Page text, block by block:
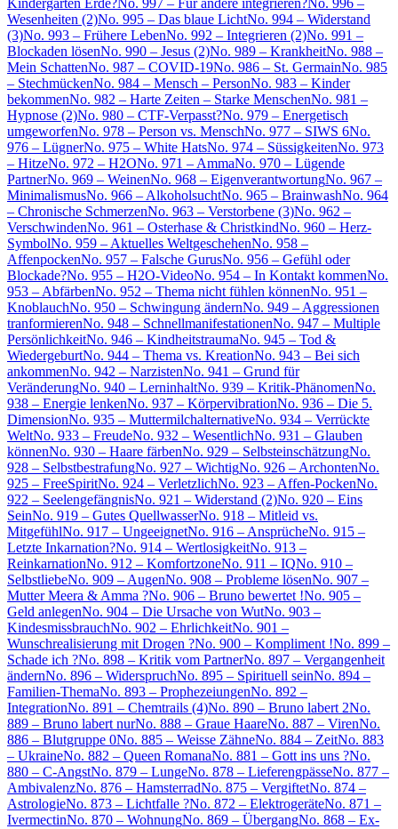
Kindergarten Erde?No. 997 – Für andere integrieren?No. 996 –
Wesenheiten (2)No. 995 – Das blaue LichtNo. 994 – Widerstand
(3)No. 993 – Frühere LebenNo. 992 – Integrieren (2)No. 991 –
Blockaden lösenNo. 990 – Jesus (2)No. 989 – KrankheitNo. 988 –
Mein SchattenNo. 987 – COVID-19No. 986 – St. GermainNo. 985
– StechmückenNo. 984 – Mensch – PersonNo. 983 – Kinder
bekommenNo. 982 – Harte Zeiten – Starke MenschenNo. 981 –
Hypnose (2)No. 980 – CTF-Verpasst?No. 979 – Energetisch
umgeworfenNo. 978 – Person vs. MenschNo. 977 – SIWS 6No.
976 – LügnerNo. 975 – White HatsNo. 974 – SüssigkeitenNo. 973
– HitzeNo. 972 – H2ONo. 971 – AmmaNo. 970 – Lügende
PartnerNo. 969 – WeinenNo. 968 – EigenverantwortungNo. 967 –
MinimalismusNo. 966 – AlkoholsuchtNo. 965 – BrainwashNo. 964
– Chronische SchmerzenNo. 963 – Verstorbene (3)No. 962 –
VerschwindenNo. 961 – Osterhase & ChristkindNo. 960 – Herz-
SymbolNo. 959 – Aktuelles WeltgeschehenNo. 958 –
AffenpockenNo. 957 – Falsche GurusNo. 956 – Gefühl oder
Blockade?No. 955 – H2O-VideoNo. 954 – In Kontakt kommenNo.
953 – AbfärbenNo. 952 – Thema nicht fühlen könnenNo. 951 –
KnoblauchNo. 950 – Schwingung ändernNo. 949 – Aggressionen
tranformierenNo. 948 – SchnellmanifestationenNo. 947 – Multiple
PersönlichkeitNo. 946 – KindheitstraumaNo. 945 – Tod &
WiedergeburtNo. 944 – Thema vs. KreationNo. 943 – Bei sich
ankommenNo. 942 – NarzistenNo. 941 – Grund für
VeränderungNo. 940 – LerninhaltNo. 939 – Kritik-PhänomenNo.
938 – Energie lenkenNo. 937 – KörpervibrationNo. 936 – Die 5.
DimensionNo. 935 – MuttermilchalternativeNo. 934 – Verrückte
WeltNo. 933 – FreudeNo. 932 – WesentlichNo. 931 – Glauben
könnenNo. 930 – Haare färbenNo. 929 – SelbsteinschätzungNo.
928 – SelbstbestrafungNo. 927 – WichtigNo. 926 – ArchontenNo.
925 – FreeSpiritNo. 924 – VerletzlichNo. 923 – Affen-PockenNo.
922 – SeelengefängnisNo. 921 – Widerstand (2)No. 920 – Eins
SeinNo. 919 – Gutes QuellwasserNo. 918 – Mitleid vs.
MitgefühlNo. 917 – UngeeignetNo. 916 – AnsprücheNo. 915 –
Letzte Inkarnation?No. 914 – WertlosigkeitNo. 913 –
ReinkarnationNo. 912 – KomfortzoneNo. 911 – IQNo. 910 –
SelbstliebeNo. 909 – AugenNo. 908 – Probleme lösenNo. 907 –
Mutter Meera & Amma ?No. 906 – Bruno bewertet !No. 905 –
Geld anlegenNo. 904 – Die Ursache von WutNo. 903 –
KindesmissbrauchNo. 902 – EhrlichkeitNo. 901 –
Wunschrealisierung mit Drogen ?No. 900 – Kompliment !No. 899 –
Schade ich ?No. 898 – Kritik vom PartnerNo. 897 – Vergangenheit
ändernNo. 896 – WiderspruchNo. 895 – Spirituell seinNo. 894 –
Familien-ThemaNo. 893 – ProphezeiungenNo. 892 –
IntegrationNo. 891 – Chemtrails (4)No. 890 – Bruno labert 2No.
889 – Bruno labert nurNo. 888 – Graue HaareNo. 887 – VirenNo.
886 – Blutgruppe 0No. 885 – Weisse ZähneNo. 884 – ZeitNo. 883
– UkraineNo. 882 – Queen RomanaNo. 881 – Gott ins uns ?No.
880 – C-AngstNo. 879 – LungeNo. 878 – LieferengpässeNo. 877 –
AmbivalenzNo. 876 – HamsterradNo. 875 – VergiftetNo. 874 –
AstrologieNo. 873 – Lichtfalle ?No. 872 – ElektrogeräteNo. 871 –
IvermectinNo. 870 – WohnungNo. 869 – ÜbergangNo. 868 – Ex-